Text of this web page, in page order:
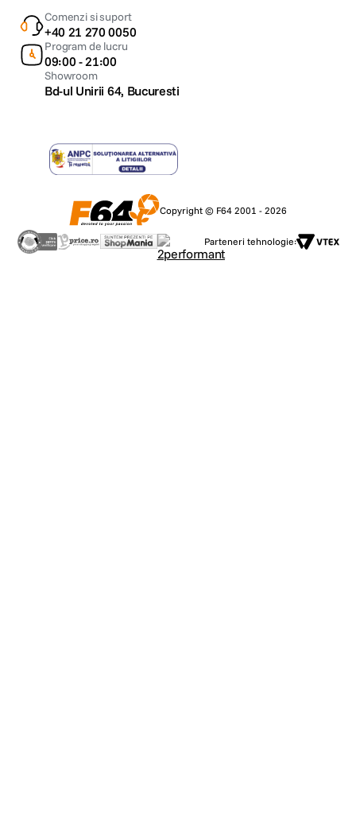
Comenzi si suport
+40 21 270 0050
Program de lucru
09:00 - 21:00
Showroom
Bd-ul Unirii 64, Bucuresti
Copyright © F64 2001 - 2026
Parteneri tehnologie: